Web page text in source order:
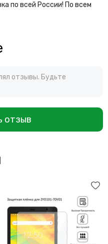
по всей России! По всем
отзывы. Будьте
отзыв